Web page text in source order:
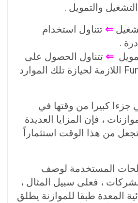
والتمويل .
⇐ تتناول استخدام
.
⇐ تتناول الحصول على
الأموال Funds اللازمة لحيازة تلك الموارد
جزءا كبيرا من وقتها في
، فإن المزايا العديدة
تجعل من هذا الوقت استثماراً
المستخدمة لوصف
، فعلى سبيل المثال ،
المعدة طبقا للموازنة يطلق